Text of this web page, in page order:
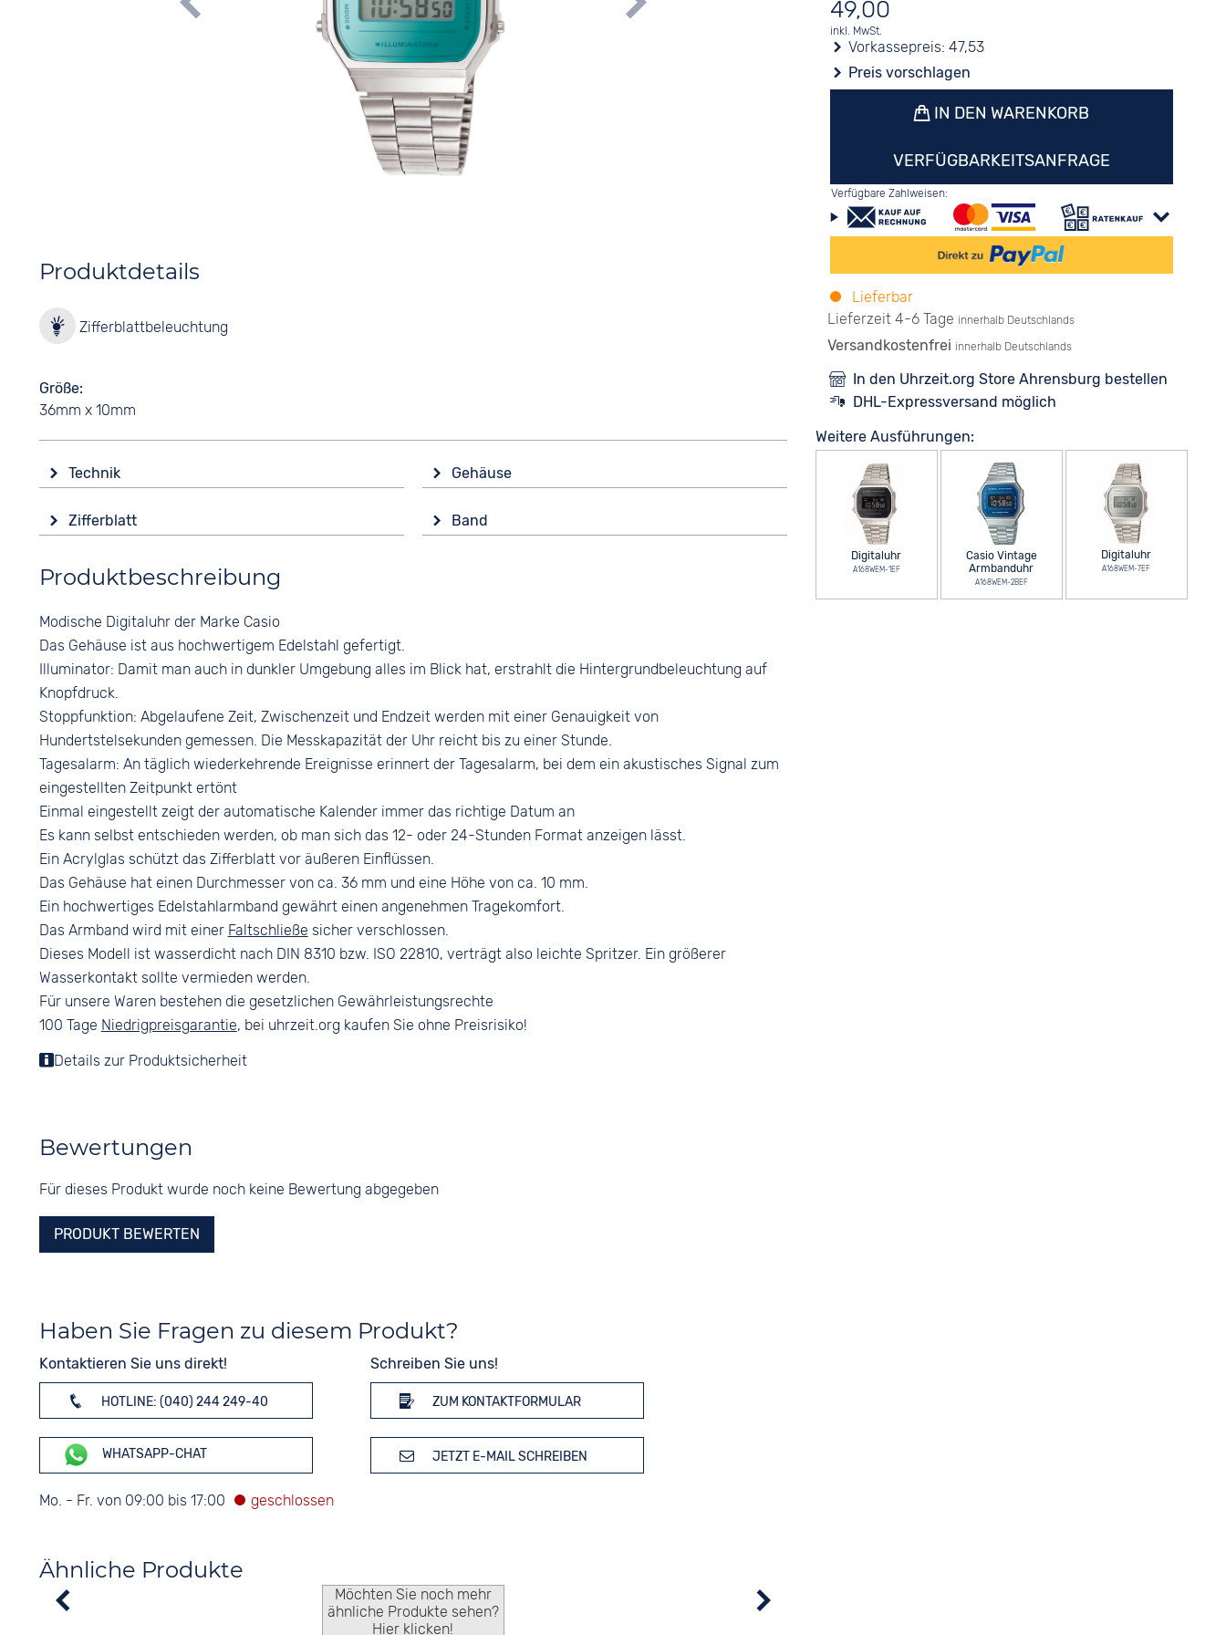
49,00
inkl. MwSt.
Vorkassepreis: 47,53
Preis vorschlagen
IN DEN WARENKORB
VERFÜGBARKEITSANFRAGE
Verfügbare Zahlweisen:
Lieferbar
Lieferzeit 4-6 Tage innerhalb Deutschlands
Versandkostenfrei innerhalb Deutschlands
In den Uhrzeit.org Store Ahrensburg bestellen
DHL-Expressversand möglich
Weitere Ausführungen:
Digitaluhr
A168WEM-1EF
Casio Vintage
Armbanduhr
A168WEM-2BEF
Digitaluhr
A168WEM-7EF
Produktdetails
Zifferblattbeleuchtung
Größe
36mm x 10mm
Technik
Batterie (Quarz)
Alarm
Stoppuhr
Zifferblattbeleuchtung
Gehäuse
Kunststoffglas
Farbe
Zifferblatt
Digital
Türkis
Ziffern
Arabisch
Band
Bandschließe
Produktbeschreibung
Modische Digitaluhr der Marke Casio
Das Gehäuse ist aus hochwertigem Edelstahl gefertigt.
Illuminator: Damit man auch in dunkler Umgebung alles im Blick hat, erstrahlt die Hintergrundbeleuchtung auf
Knopfdruck.
Stoppfunktion: Abgelaufene Zeit, Zwischenzeit und Endzeit werden mit einer Genauigkeit von
Hundertstelsekunden gemessen. Die Messkapazität der Uhr reicht bis zu einer Stunde.
Tagesalarm: An täglich wiederkehrende Ereignisse erinnert der Tagesalarm, bei dem ein akustisches Signal zum
eingestellten Zeitpunkt ertönt
Einmal eingestellt zeigt der automatische Kalender immer das richtige Datum an
Es kann selbst entschieden werden, ob man sich das 12- oder 24-Stunden Format anzeigen lässt.
Ein Acrylglas schützt das Zifferblatt vor äußeren Einflüssen.
Das Gehäuse hat einen Durchmesser von ca. 36 mm und eine Höhe von ca. 10 mm.
Ein hochwertiges Edelstahlarmband gewährt einen angenehmen Tragekomfort.
Das Armband wird mit einer Faltschließe sicher verschlossen.
Dieses Modell ist wasserdicht nach DIN 8310 bzw. ISO 22810, verträgt also leichte Spritzer. Ein größerer
Wasserkontakt sollte vermieden werden.
Für unsere Waren bestehen die gesetzlichen Gewährleistungsrechte
100 Tage Niedrigpreisgarantie, bei uhrzeit.org kaufen Sie ohne Preisrisiko!
Details zur Produktsicherheit
Bewertungen
Für dieses Produkt wurde noch keine Bewertung abgegeben
PRODUKT BEWERTEN
Haben Sie Fragen zu diesem Produkt?
Kontaktieren Sie uns direkt!
HOTLINE: (040) 244 249-40
WHATSAPP-CHAT
Mo. - Fr. von 09:00 bis 17:00
Schreiben Sie uns!
ZUM KONTAKTFORMULAR
JETZT E-MAIL SCHREIBEN
Ähnliche Produkte
Möchten Sie noch mehr
ähnliche Produkte sehen?
Hier klicken!